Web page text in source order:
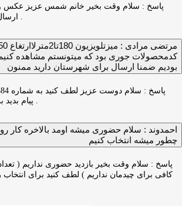
پاسخ : سلام وقت بخیر خانم شمس عزیز عکس و
مرتضی مرادی :
کدمحصولات جوری بود که میتونستم مشاهده کنیم
بودیم ضمنا ارسال برای شهرستان دارید ممنون
پاسخ :
پیام بدید براتتون مدلها رو بفرستیم .
احمدوند : سلام حضوری میشه اومد بالاخره کار رو
چطور میشه انتخاب کنیم
پاسخ : سلام وقت بخیر بازدید حضوری نداریم (
کافی برای چیدمان نداریم ) لطف کنید برای